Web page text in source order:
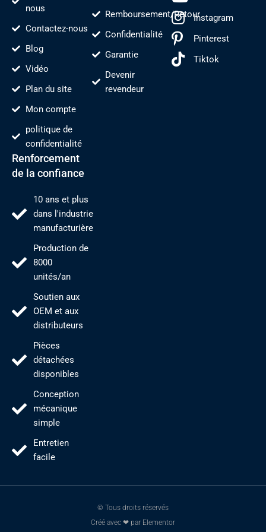
nous
Contactez-nous
Blog
Vidéo
Plan du site
Mon compte
politique de
confidentialité
Remboursement/Retour
Confidentialité
Garantie
Devenir
revendeur
Instagram
Pinterest
Tiktok
Renforcement
de la confiance
10 ans et plus
dans l'industrie
manufacturière
Production de
8000
unités/an
Soutien aux
OEM et aux
distributeurs
Pièces
détachées
disponibles
Conception
mécanique
simple
Entretien
facile
© Tous droits réservés
Créé avec ❤ par Elementor